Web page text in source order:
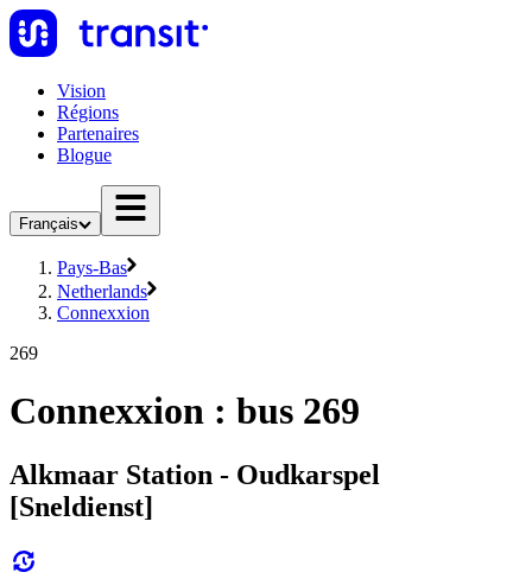
Vision
Régions
Partenaires
Blogue
Français
Pays-Bas
Netherlands
Connexxion
269
Connexxion : bus 269
Alkmaar Station - Oudkarspel
[Sneldienst]